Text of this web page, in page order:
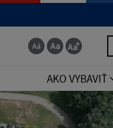
AKO VYBAVIŤ